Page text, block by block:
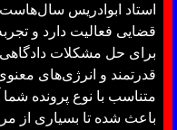
استاد ابوادریس
قضایی فعالیت دارد و
برای حل مشکلات
قدرتمند و انرژی‌های
متناسب با نوع پرونده
باعث شده تا بسیاری از